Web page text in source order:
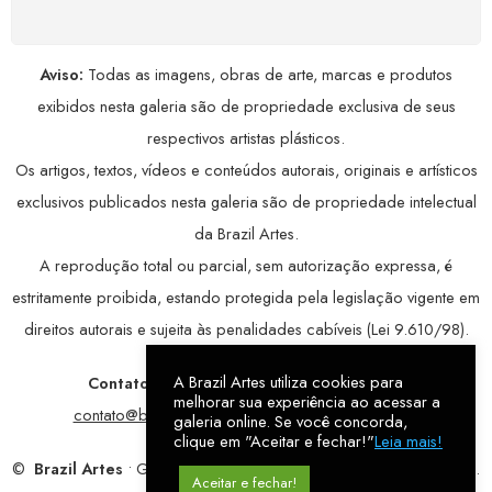
Aviso: Todas as imagens, obras de arte, marcas e produtos
exibidos nesta galeria são de propriedade exclusiva de seus
respectivos artistas plásticos.
Os artigos, textos, vídeos e conteúdos autorais, originais e artísticos
exclusivos publicados nesta galeria são de propriedade intelectual
da Brazil Artes.
A reprodução total ou parcial, sem autorização expressa, é
estritamente proibida, estando protegida pela legislação vigente em
direitos autorais e sujeita às penalidades cabíveis (Lei 9.610/98).
Contatos: WhatsApp:79 9998-1221/ E-mail:
contato@brazilartes.com/ Instagram:@brazilartes
© Brazil Artes • Galeria Online.9 anosde história (2017 – 2026).
A Brazil Artes utiliza cookies para
melhorar sua experiência ao acessar a
galeria online. Se você concorda,
clique em "Aceitar e fechar!"Leia mais!
Aceitar e fechar!